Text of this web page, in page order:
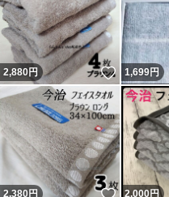
2,880円 いいね！
1,699円
2,380円 2,000円